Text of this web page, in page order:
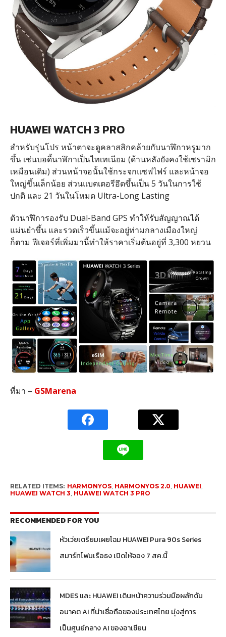
HUAWEI WATCH 3 PRO
สำหรับรุ่นโปร หน้าตาจะดูคลาสสิกคล้ายกับนาฬิกาหรูมาก
ขึ้น เช่นบอดี้นาฬิกาเป็นไทเทเนียม (ด้านหลังยังคงใช้เซรามิก
เหมือนเดิม) ส่วนหน้าจอนั้นใช้กระจกแซฟไฟร์ และหน้าจอ
ใหญ่ขึ้นเล็กน้อย ส่วนแบตเตอรีอึดขึ้นเป็น 5 วันในการใช้
ปกติ และ 21 วันในโหมด Ultra-Long Lasting
ตัวนาฬิการองรับ Dual-Band GPS ทำให้รับสัญญาณได้
แม่นยำขึ้น และรวดเร็วขึ้นแม้จะอยู่ท่ามกลางเมืองใหญ่
ก็ตาม ฟีเจอร์ที่เพิ่มมานี้ทำให้ราคาเริ่มต้นอยู่ที่ 3,300 หยวน
ที่มา – GSMarena
RELATED ITEMS: HARMONYOS, HARMONYOS 2.0, HUAWEI,
HUAWEI WATCH 3, HUAWEI WATCH 3 PRO
RECOMMENDED FOR YOU
หัวเว่ยเตรียมเผยโฉม HUAWEI Pura 90s Series
สมาร์ทโฟนเรือธง เปิดให้จอง 7 สค.นี้
MDES และ HUAWEI เดินหน้าความร่วมมือผลักดัน
อนาคต AI ที่น่าเชื่อถือของประเทศไทย มุ่งสู่การ
เป็นศูนย์กลาง AI ของอาเซียน